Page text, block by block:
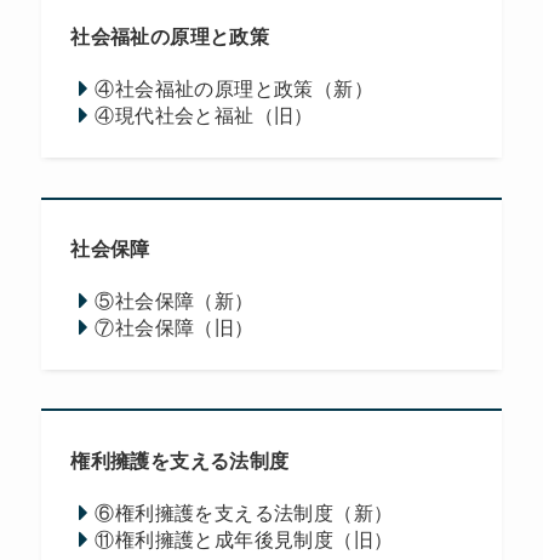
社会福祉の原理と政策
④社会福祉の原理と政策（新）
④現代社会と福祉（旧）
社会保障
⑤社会保障（新）
⑦社会保障（旧）
権利擁護を支える法制度
⑥権利擁護を支える法制度（新）
⑪権利擁護と成年後見制度（旧）